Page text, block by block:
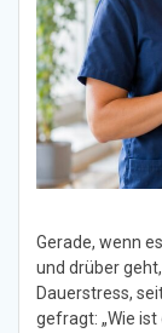
Gerade, wenn
und drüber
Dauerstress,
gefragt: „Wie